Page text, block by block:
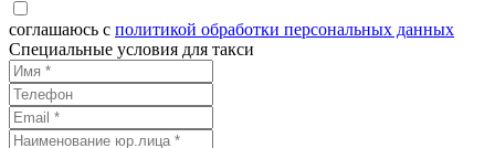
соглашаюсь с политикой обработки персональных данных
Специальные условия для такси